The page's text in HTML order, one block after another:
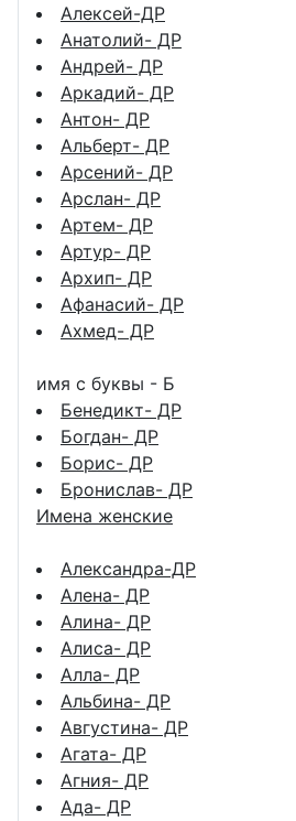
Алексей-ДР
Анатолий- ДР
Андрей- ДР
Аркадий- ДР
Антон- ДР
Альберт- ДР
Арсений- ДР
Арслан- ДР
Артем- ДР
Артур- ДР
Архип- ДР
Афанасий- ДР
Ахмед- ДР
имя с буквы - Б
Бенедикт- ДР
Богдан- ДР
Борис- ДР
Бронислав- ДР
Имена женские
Александра-ДР
Алена- ДР
Алина- ДР
Алиса- ДР
Алла- ДР
Альбина- ДР
Августина- ДР
Агата- ДР
Агния- ДР
Ада- ДР